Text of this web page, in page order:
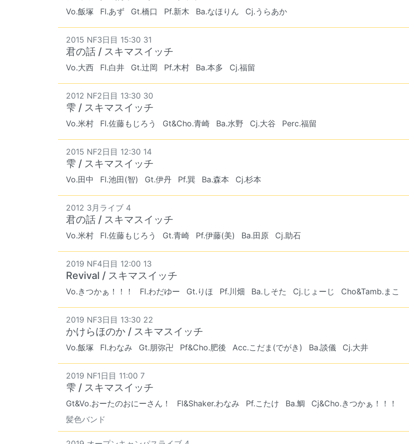
Vo.飯塚 Fl.あず Gt.橋口 Pf.新木 Ba.なほりん Cj.うらあか
2015 NF3日目 15:30 31
君の話 / スキマスイッチ
Vo.大西 Fl.白井 Gt.辻岡 Pf.木村 Ba.本多 Cj.福留
2012 NF2日目 13:30 30
雫 / スキマスイッチ
Vo.米村 Fl.佐藤もじろう Gt&Cho.青崎 Ba.水野 Cj.大谷 Perc.福留
2015 NF2日目 12:30 14
雫 / スキマスイッチ
Vo.田中 Fl.池田(智) Gt.伊丹 Pf.巽 Ba.森本 Cj.杉本
2012 3月ライブ 4
君の話 / スキマスイッチ
Vo.米村 Fl.佐藤もじろう Gt.青崎 Pf.伊藤(美) Ba.田原 Cj.助石
2019 NF4日目 12:00 13
Revival / スキマスイッチ
Vo.きつかぁ！！！ Fl.わだゆー Gt.りほ Pf.川畑 Ba.しそた Cj.じょーじ Cho&Tamb.まこ
2019 NF3日目 13:30 22
かけらほのか / スキマスイッチ
Vo.飯塚 Fl.わなみ Gt.朋弥卍 Pf&Cho.肥後 Acc.こだま(でがき) Ba.談儀 Cj.大井
2019 NF1日目 11:00 7
雫 / スキマスイッチ
Gt&Vo.おーたのおにーさん！ Fl&Shaker.わなみ Pf.こたけ Ba.鯛
Cj&Cho.きつかぁ！！！
髪色バンド